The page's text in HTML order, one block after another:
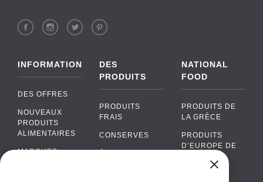
INFORMATION
DES OFFRES
NOUVEAUX
PRODUITS
ALIMENTAIRES
MARQUES
DES
PRODUITS
PRODUITS
FRAIS
CONSERVES
NATIONAL
FOOD
PRODUITS DE
LA GRÈCE
PRODUITS
D’EUROPE DE